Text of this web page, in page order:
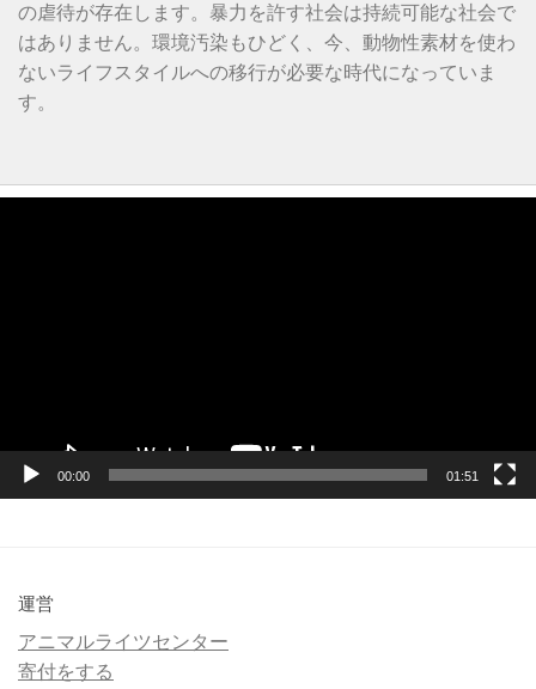
の虐待が存在します。暴力を許す社会は持続可能な社会で
はありません。環境汚染もひどく、今、動物性素材を使わ
ないライフスタイルへの移行が必要な時代になっていま
す。
00:00 01:51
運営
アニマルライツセンター
寄付をする